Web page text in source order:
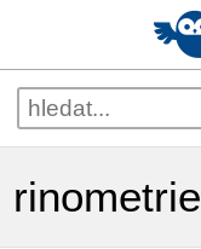
rinometrie